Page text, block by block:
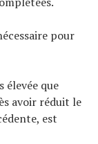
pour
que
avoir réduit le
est